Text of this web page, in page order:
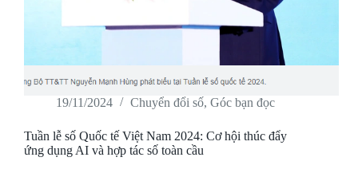
19/11/2024 Chuyển đổi số, Góc bạn đọc
Tuần lễ số Quốc tế Việt Nam 2024: Cơ hội thúc đẩy
ứng dụng AI và hợp tác số toàn cầu